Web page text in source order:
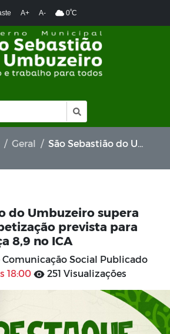
A+ A- 0ºC
Geral São Sebastião do Umbuzeiro supera meta de alfabetização prevista para 2030 e alcança 8,9 no ICA
do Umbuzeiro supera
prevista para
8,9 no ICA
Comunicação Social Publicado
18:00 251 Visualizações